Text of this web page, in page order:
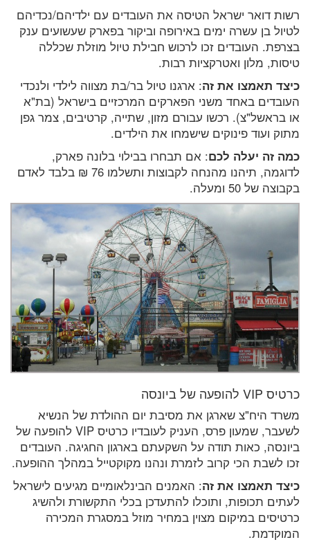
רשות דואר ישראל הטיסה את העובדים עם ילדיהם/נכדיהם
לטיול בן עשרה ימים באירופה וביקור בפארק שעשועים ענק
בצרפת. העובדים זכו לרכוש חבילת טיול מוזלת שכללה
טיסות, מלון ואטרקציות רבות.
כיצד תאמצו את זה: ארגנו טיול בר/בת מצווה לילדי ולנכדי
העובדים באחד משני הפארקים המרכזיים בישראל (בת"א
או בראשל"צ). רכשו עבורם מזון, שתייה, קרטיבים, צמר גפן
מתוק ועוד פינוקים שישמחו את הילדים.
כמה זה יעלה לכם: אם תבחרו בבילוי בלונה פארק,
לדוגמה, תיהנו מהנחה לקבוצות ותשלמו 76 ₪ בלבד לאדם
בקבוצה של 50 ומעלה.
כרטיס VIP להופעה של ביונסה
משרד היח"צ שארגן את מסיבת יום ההולדת של הנשיא
לשעבר, שמעון פרס, העניק לעובדיו כרטיס VIP להופעה של
ביונסה, כאות תודה על השקעתם בארגון החגיגה. העובדים
זכו לשבת הכי קרוב לזמרת ונהנו מקוקטייל במהלך ההופעה.
כיצד תאמצו את זה: האמנים הבינלאומיים מגיעים לישראל
לעתים תכופות, ותוכלו להתעדכן בכלי התקשורת ולהשיג
כרטיסים במיקום מצוין במחיר מוזל במסגרת המכירה
המוקדמת.